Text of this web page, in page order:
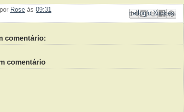
Rose às 09:31 Enviar por e-mail
Postar no blog!
Compartilhar no X
Compartilhar no Facebook
Compartilhar com o Pinterest
comentário:
comentário